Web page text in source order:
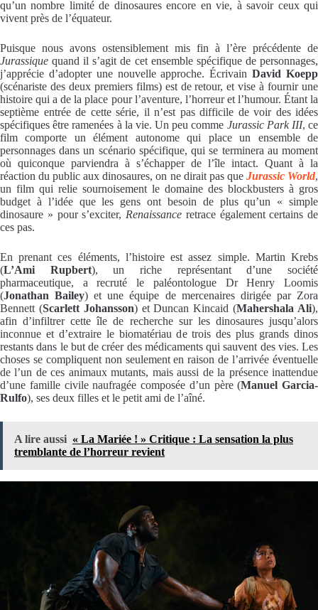
qu’un nombre limité de dinosaures encore en vie, à savoir ceux qui
vivent près de l’équateur.
Puisque nous avons ostensiblement mis fin à l’ère précédente de
Jurassiquequand il s’agit de cet ensemble spécifique de personnages,
j’apprécie d’adopter une nouvelle approche. ÉcrivainDavid Koepp
(scénariste des deux premiers films) est de retour, et vise à fournir une
histoire qui a de la place pour l’aventure, l’horreur et l’humour. Étant la
septième entrée de cette série, il n’est pas difficile de voir des idées
spécifiques être ramenées à la vie. Un peu comme Jurassic Park III, ce
film comporte un élément autonome qui place un ensemble de
personnages dans un scénario spécifique, qui se terminera au moment
où quiconque parviendra à s’échapper de l’île intact. Quant à la
réaction du public aux dinosaures, on ne dirait pas que Jurassic World,
un film qui relie sournoisement le domaine des blockbusters à gros
budget à l’idée que les gens ont besoin de plus qu’un « simple
dinosaure » pour s’exciter, Renaissance retrace également certains de
ces pas.
En prenant ces éléments, l’histoire est assez simple. Martin Krebs
(L’Ami Rupbert), un riche représentant d’une société
pharmaceutique, a recruté le paléontologue Dr Henry Loomis
(Jonathan Bailey) et une équipe de mercenaires dirigée par Zora
Bennett (Scarlett Johansson) et Duncan Kincaid (Mahershala Ali),
afin d’infiltrer cette île de recherche sur les dinosaures jusqu’alors
inconnue et d’extraire le biomatériau de trois des plus grands dinos
restants dans le but de créer des médicaments qui sauvent des vies. Les
choses se compliquent non seulement en raison de l’arrivée éventuelle
de l’un de ces animaux mutants, mais aussi de la présence inattendue
d’une famille civile naufragée composée d’un père (Manuel Garcia-
Rulfo), ses deux filles et le petit ami de l’aîné.
A lire aussi « La Mariée ! » Critique : La sensation la plus
tremblante de l’horreur revient